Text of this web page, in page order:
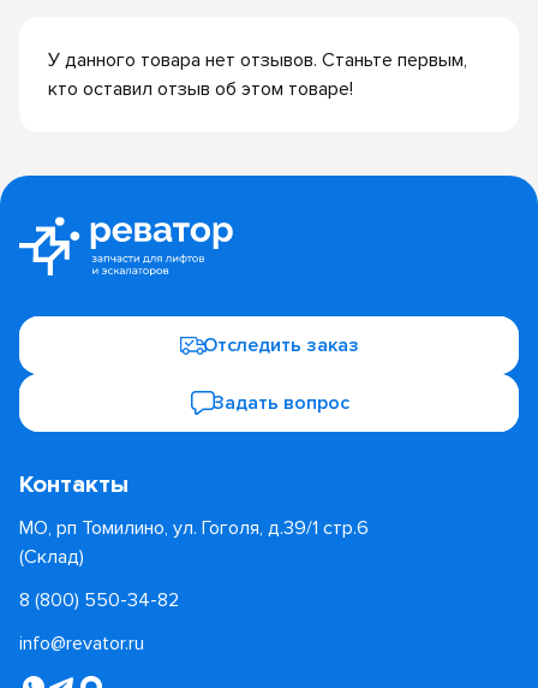
У данного товара нет отзывов. Станьте первым,
кто оставил отзыв об этом товаре!
Отследить заказ
Задать вопрос
Контакты
МО, рп Томилино, ул. Гоголя, д.39/1 стр.6
(Склад)
8 (800) 550-34-82
info@revator.ru